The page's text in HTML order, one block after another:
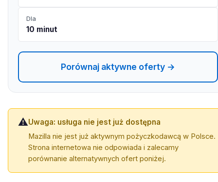
Dla
10 minut
Porównaj aktywne oferty →
⚠️Uwaga: usługa nie jest już dostępna
Mazilla nie jest już aktywnym pożyczkodawcą w Polsce.
Strona internetowa nie odpowiada i zalecamy
porównanie alternatywnych ofert poniżej.